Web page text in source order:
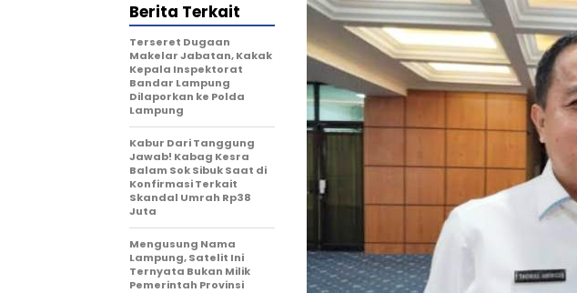
Berita Terkait
Terseret Dugaan
Makelar Jabatan, Kakak
Kepala Inspektorat
Bandar Lampung
Dilaporkan ke Polda
Lampung
Kabur Dari Tanggung
Jawab! Kabag Kesra
Balam Sok Sibuk Saat di
Konfirmasi Terkait
Skandal Umrah Rp38
Juta
Mengusung Nama
Lampung, Satelit Ini
Ternyata Bukan Milik
Pemerintah Provinsi